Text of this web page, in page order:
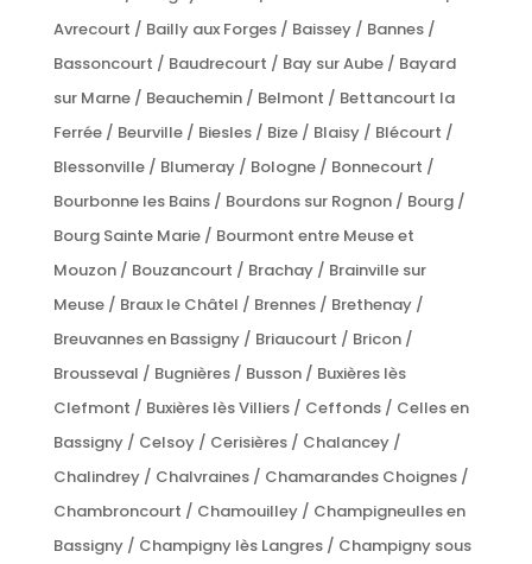
Avrecourt / Bailly aux Forges / Baissey / Bannes /
Bassoncourt / Baudrecourt / Bay sur Aube / Bayard
sur Marne / Beauchemin / Belmont / Bettancourt la
Ferrée / Beurville / Biesles / Bize / Blaisy / Blécourt /
Blessonville / Blumeray / Bologne / Bonnecourt /
Bourbonne les Bains / Bourdons sur Rognon / Bourg /
Bourg Sainte Marie / Bourmont entre Meuse et
Mouzon / Bouzancourt / Brachay / Brainville sur
Meuse / Braux le Châtel / Brennes / Brethenay /
Breuvannes en Bassigny / Briaucourt / Bricon /
Brousseval / Bugnières / Busson / Buxières lès
Clefmont / Buxières lès Villiers / Ceffonds / Celles en
Bassigny / Celsoy / Cerisières / Chalancey /
Chalindrey / Chalvraines / Chamarandes Choignes /
Chambroncourt / Chamouilley / Champigneulles en
Bassigny / Champigny lès Langres / Champigny sous